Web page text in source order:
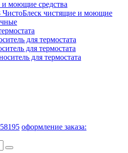
моющие средства
ЧистоБлеск чистящие и моющие
для термостата
для термостата
для термостата
оформление заказа: